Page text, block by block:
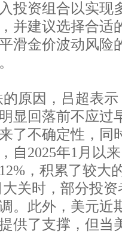
投资组合以实现
并建议选择合适
滑金价波动风险
原因，吕超表
显回落前不应过
了不确定性，同
自2025年1月以
，积累了较大
关时，部分投
。此外，美元近
供了支撑，但当